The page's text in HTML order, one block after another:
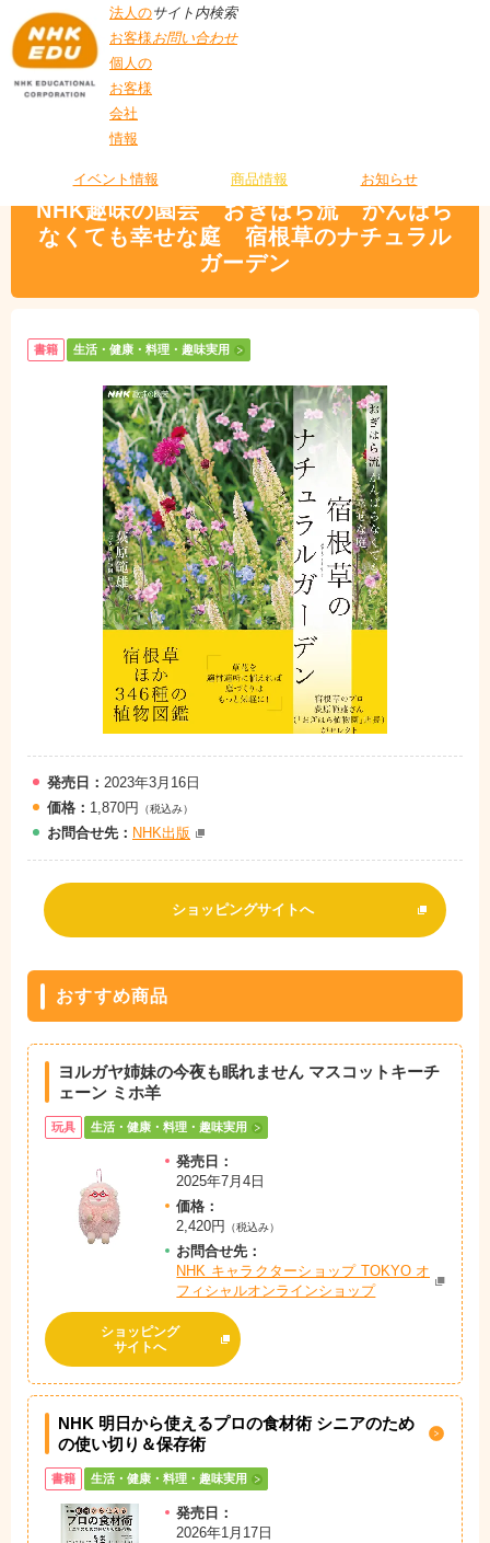
法人の
お客様
個人の
お客様
会社
情報
サイト内検索
お問い合わせ
イベント情報 商品情報 お知らせ
がんばらなくても幸せな庭 宿根草のナチュラルガーデン
NHK趣味の園芸 おぎはら流 がんばら
なくても幸せな庭 宿根草のナチュラル
ガーデン
書籍 生活・健康・料理・趣味実用
発売日： 2023年3月16日
価格： 1,870円 （税込み）
お問合せ先： NHK出版
ショッピングサイトへ
おすすめ商品
ヨルガヤ姉妹の今夜も眠れません マスコットキーチ
ェーン ミホ羊
玩具 生活・健康・料理・趣味実用
発売日：
2025年7月4日
価格：
2,420円
（税込み）
お問合せ先：
NHK キャラクターショップ TOKYO オ
フィシャルオンラインショップ
ショッピング
サイトへ
NHK 明日から使えるプロの食材術 シニアのため
の使い切り＆保存術
書籍 生活・健康・料理・趣味実用
発売日：
2026年1月17日